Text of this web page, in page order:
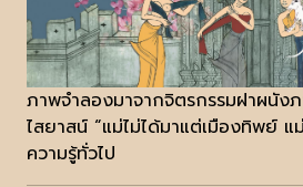
ภาพจำลองมาจากจิตรกรรมฝาผนัง
ไสยาสน์ “แม่ไม่ได้มาแต่เมืองทิพย์ แ
ความรู้ทั่วไป